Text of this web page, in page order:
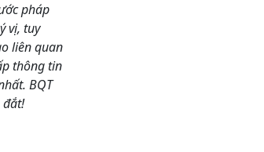
pháp
vị, tuy
liên quan
thông tin
BQT
đắt!